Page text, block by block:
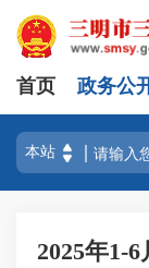
首页 政务公
2025年1-